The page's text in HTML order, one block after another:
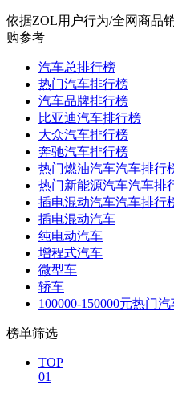
依据ZOL用户行为/全网商品
购参考
汽车总排行榜
热门汽车排行榜
汽车品牌排行榜
比亚迪汽车排行榜
大众汽车排行榜
奔驰汽车排行榜
热门燃油汽车汽车排行
热门新能源汽车汽车排
插电混动汽车汽车排行
插电混动汽车
纯电动汽车
增程式汽车
微型车
轿车
100000-150000元热门汽
榜单筛选
TOP
01